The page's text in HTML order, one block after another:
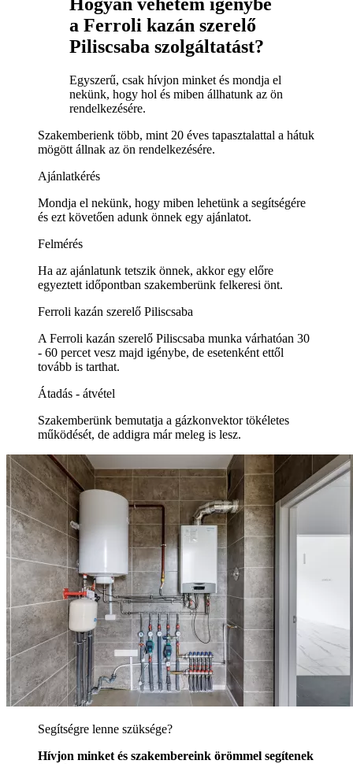
a Ferroli kazán szerelő
Piliscsaba szolgáltatást?
Egyszerű, csak hívjon minket és mondja el
nekünk, hogy hol és miben állhatunk az ön
rendelkezésére.
Szakemberienk több, mint 20 éves tapasztalattal a hátuk
mögött állnak az ön rendelkezésére.
Ajánlatkérés
Mondja el nekünk, hogy miben lehetünk a segítségére
és ezt követően adunk önnek egy ajánlatot.
Felmérés
Ha az ajánlatunk tetszik önnek, akkor egy előre
egyeztett időpontban szakemberünk felkeresi önt.
Ferroli kazán szerelő Piliscsaba
A Ferroli kazán szerelő Piliscsaba munka várhatóan 30
- 60 percet vesz majd igénybe, de esetenként ettől
tovább is tarthat.
Átadás - átvétel
Szakemberünk bemutatja a gázkonvektor tökéletes
működését, de addigra már meleg is lesz.
Segítségre lenne szüksége?
Hívjon minket és szakembereink örömmel segítenek